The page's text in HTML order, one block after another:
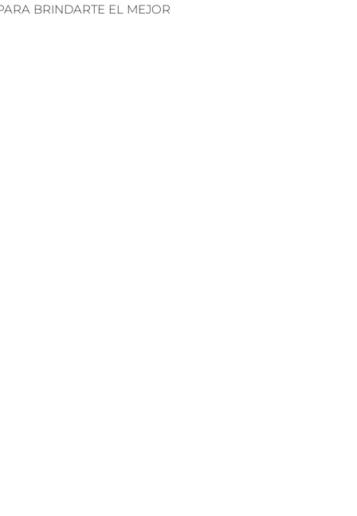
BRINDARTE EL MEJOR